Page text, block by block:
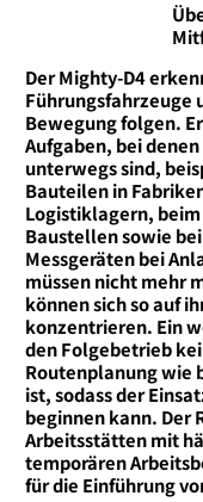
Der Mighty-D4
Führungsfahrzeuge
Bewegung folgen.
Aufgaben, bei
unterwegs sind,
Bauteilen in
Logistiklagern,
Baustellen sowie
Messgeräten bei
müssen nicht mehr
können sich so auf
konzentrieren. Ein
den Folgebetrieb
Routenplanung wie
ist, sodass der
beginnen kann. Der
Arbeitsstätten mit
temporären
für die Einführung